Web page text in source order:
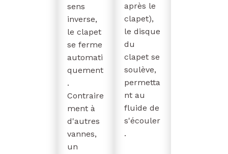
sens
inverse,
le clapet
se ferme
automati
quement
.
Contraire
ment à
d'autres
vannes,
un
après le
clapet),
le disque
du
clapet se
soulève,
permetta
nt au
fluide de
s'écouler
.